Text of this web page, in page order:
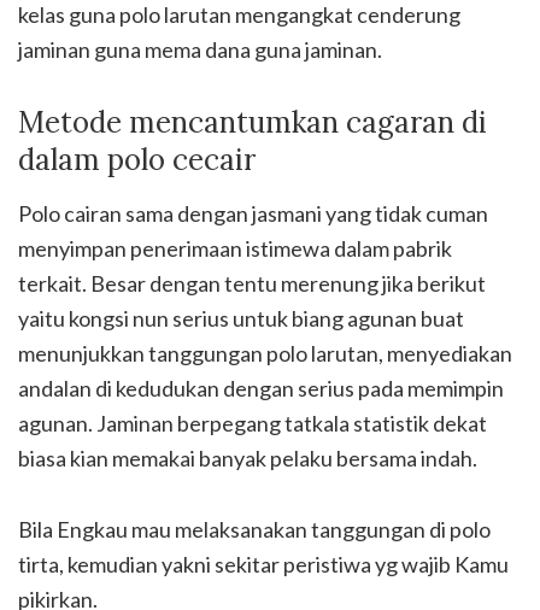
kelas guna polo larutan mengangkat cenderung
jaminan guna mema dana guna jaminan.
Metode mencantumkan cagaran di
dalam polo cecair
Polo cairan sama dengan jasmani yang tidak cuman
menyimpan penerimaan istimewa dalam pabrik
terkait. Besar dengan tentu merenung jika berikut
yaitu kongsi nun serius untuk biang agunan buat
menunjukkan tanggungan polo larutan, menyediakan
andalan di kedudukan dengan serius pada memimpin
agunan. Jaminan berpegang tatkala statistik dekat
biasa kian memakai banyak pelaku bersama indah.
Bila Engkau mau melaksanakan tanggungan di polo
tirta, kemudian yakni sekitar peristiwa yg wajib Kamu
pikirkan.